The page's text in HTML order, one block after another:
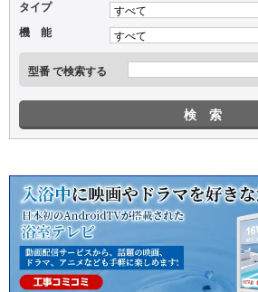
タイプ
機 能
型番 で検索する